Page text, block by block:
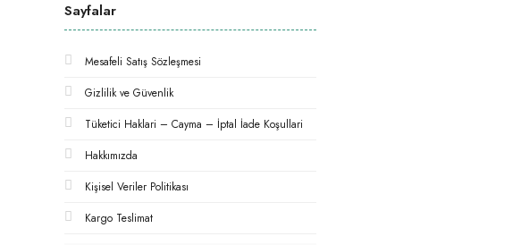
Sayfalar
Mesafeli Satış Sözleşmesi
Gizlilik ve Güvenlik
Tüketici Haklari – Cayma – İptal İade Koşullari
Hakkımızda
Kişisel Veriler Politikası
Kargo Teslimat